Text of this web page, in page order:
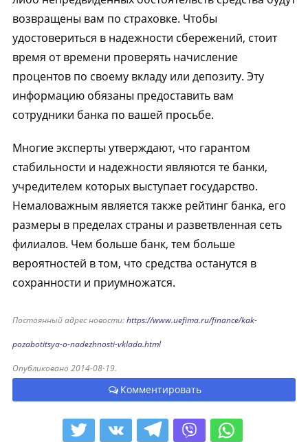
возвращены вам по страховке. Чтобы
удостовериться в надежности сбережений, стоит
время от времени проверять начисление
процентов по своему вкладу или депозиту. Эту
информацию обязаны предоставить вам
сотрудники банка по вашей просьбе.
Многие эксперты утверждают, что гарантом
стабильности и надежности являются те банки,
учредителем которых выступает государство.
Немаловажным является также рейтинг банка, его
размеры в пределах страны и разветвленная сеть
филиалов. Чем больше банк, тем больше
вероятностей в том, что средства останутся в
сохранности и приумножатся.
Постоянный адрес новости:https://www.uefima.ru/finance/kak-
pozabotitsya-o-nadezhnosti-vklada.html
Опубликовано 2014-08-19.
Комментировать